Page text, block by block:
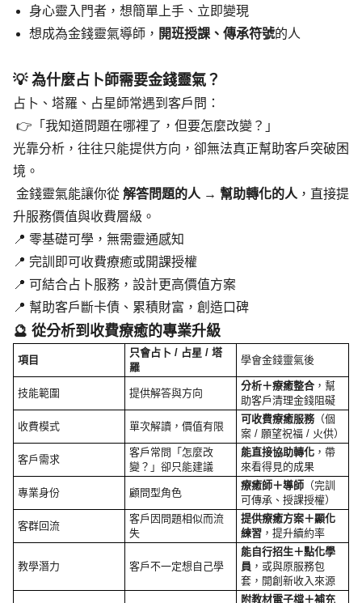
身心靈入門者，想簡單上手、立即變現
想成為金錢靈氣導師， 開班授課、傳承符號的人
💡 為什麼占卜師需要金錢靈氣？
占卜、塔羅、占星師常遇到客戶問：
👉「我知道問題在哪裡了，但要怎麼改變？」
光靠分析，往往只能提供方向，卻無法真正幫助客戶突破困
境。
金錢靈氣能讓你從 解答問題的人 → 幫助轉化的人 ，直接提
升服務價值與收費層級。
📍 零基礎可學，無需靈通感知
📍 完訓即可收費療癒或開課授權
📍 可結合占卜服務，設計更高價值方案
📍 幫助客戶斷卡債、累積財富，創造口碑
🔮 從分析到收費療癒的專業升級
項目
只會占卜 / 占星 / 塔
羅
學會金錢靈氣後
技能範圍 提供解答與方向
分析＋療癒整合 ，幫
助客戶清理金錢阻礙
收費模式 單次解讀，價值有限
可收費療癒服務（個
案 / 願望祝福 / 火供）
客戶需求
客戶常問「怎麼改
變？」卻只能建議
能直接協助轉化 ，帶
來看得見的成果
專業身份 顧問型角色
療癒師＋導師 （完訓
可傳承、授課授權）
客群回流
客戶因問題相似而流
失
提供療癒方案＋顯化
練習 ，提升續約率
教學潛力 客戶不一定想自己學
能自行招生＋點化學
員 ，或與原服務包
套，開創新收入來源
附教材電子檔＋補充